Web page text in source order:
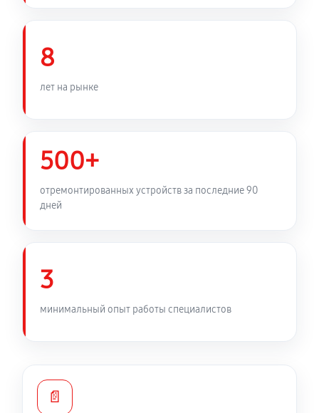
Замена ТЭН холодильника LG GC-B207GLQV
450 руб
Замена электросхемы холодильника LG GC-
B207GLQV
8
лет на рынке
500+
отремонтированных устройств за последние 90
дней
3
минимальный опыт работы специалистов
📄